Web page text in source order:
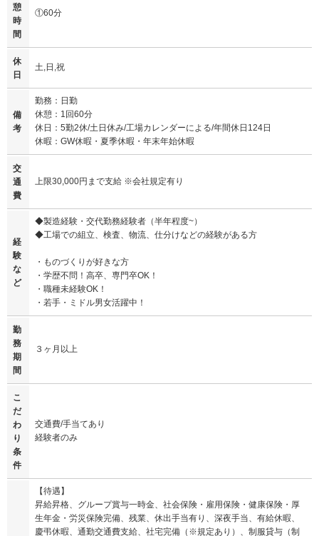
憩
時
間
①60分
休
日
土,日,祝
備
考
勤務：日勤
休憩：1回60分
休日：5勤2休/土日休み/工場カレンダーによる/年間休日124日
休暇：GW休暇・夏季休暇・年末年始休暇
交
通
費
上限30,000円まで支給 ※会社規定有り
経
験
な
ど
◆製造経験・交代勤務経験者（半年程度~）
◆工場での組立、検査、物流、仕分けなどの経験がある方
・ものづくりが好きな方
・学歴不問！高卒、専門卒OK！
・職種未経験OK！
・若手・ミドル男女活躍中！
勤
務
期
間
３ヶ月以上
こ
だ
わ
り
条
件
交通費/手当てあり
経験者のみ
【待遇】
昇給昇格、グループ賞与一時金、社会保険・雇用保険・健康保険・厚
生年金・労災保険完備、残業、休出手当有り、深夜手当、有給休暇、
慶弔休暇、通勤交通費支給、社宅完備（※規定あり）、制服貸与（制